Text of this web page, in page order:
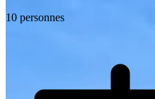
10 personnes